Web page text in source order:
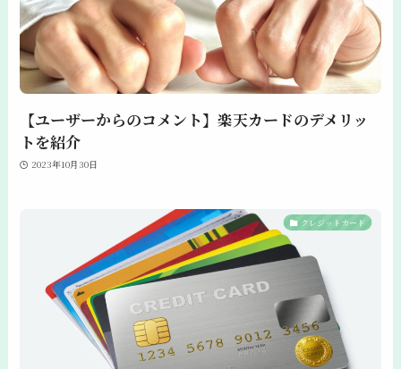
【ユーザーからのコメント】楽天カードのデメリッ
トを紹介
2023年10月30日
クレジットカード